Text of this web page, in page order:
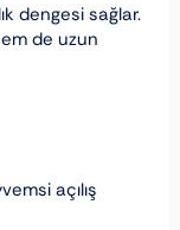
dengesi sağlar.
de uzun
açılış